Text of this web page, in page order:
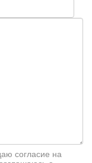
согласие на